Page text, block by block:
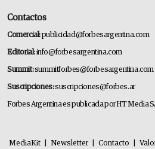
Contactos
Comercial:publicidad@forbesargentina.com
Editorial:info@forbesargentina.com
Summit:summitforbes@forbesargentina.com
Suscripciones:suscripciones@forbes.ar
Forbes Argentina es publicada por HT Media
MediaKit Newsletter Contacto